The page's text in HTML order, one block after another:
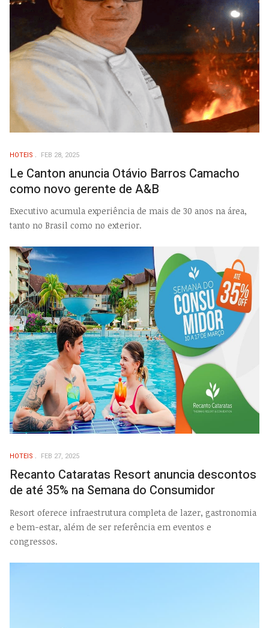
HOTEIS FEB 28, 2025
Le Canton anuncia Otávio Barros Camacho
como novo gerente de A&B
Executivo acumula experiência de mais de 30 anos na área,
tanto no Brasil como no exterior.
HOTEIS FEB 27, 2025
Recanto Cataratas Resort anuncia descontos
de até 35% na Semana do Consumidor
Resort oferece infraestrutura completa de lazer, gastronomia
e bem-estar, além de ser referência em eventos e
congressos.